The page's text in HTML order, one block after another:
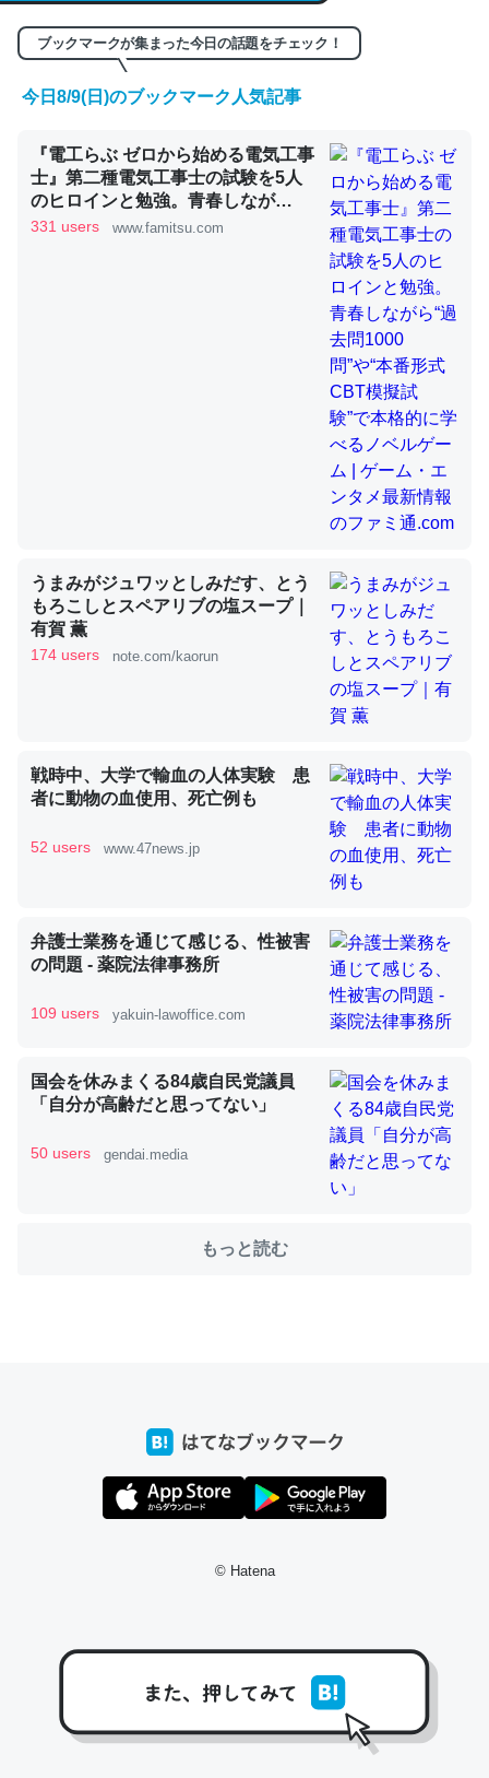
くらい。小説でいう「ずっと前の伏線」は回収されないけ
ど、短期記憶というには多い分量。進化すればするほど分
かりやすく強くなりそう
─GPTの仕組みと限界についての考察（１） - conceptualization
昆虫ってカルシウム少ないのか。知らんかった。調べたら
コオロギのカルシウム分はエビの600分の1程度。
─ニュース :: 【研究発表】昆虫学の大問題＝「昆虫はなぜ海にいな
論文では「淡水はカルシウムも酸素も不足してて両方に不
利だから両方が拮抗してるのでは」とあって面白い。海に
いる鋏角類（カブトガニ・ウミグモ）はカルシウムを使わ
ずキチンを強化してる筈だが、酵素が違うのか？
─ニュース :: 【研究発表】昆虫学の大問題＝「昆虫はなぜ海にいな
これを元に考えるとカルシウムを大量に使う脊椎動物と貝
類は苦労してるんだな…。腹足類だと殻を無くしてナメク
─ニュース :: 【研究発表】昆虫学の大問題＝「昆虫はなぜ海にいな
いのか」に関する新仮説
ウチもEchoを実家に置いて４年。でたまに覗いてる。ぼ
ちぼちRingも置こうかと画策中。あと、Googleマップで
位置情報を共有してる。電池残量や充電中かが分かるので
それを実質100倍以上に伸ばす効果があるはず……
─たまにLINEするくらいだった遠方の父67歳と僕。ITツール導入で
コミュニケーションが劇的に変化した｜tayorini by LIFULL介護
たいなのでネット環境作ったけどAlexaしか使わないので
回線代ほとんどかからないですよ。参考：
https://toyoshi.hatenablog.com/entry/2019/05/15/1805
ブックマークが集まった今日の話題をチェック！
今日8/9(日)のブックマーク人気記事
『電工らぶ ゼロから始める電気工事
士』第二種電気工事士の試験を5人
のヒロインと勉強。青春しなが
ら“過去問1000問”や“本番形式CBT
331 users www.famitsu.com
うまみがジュワッとしみだす、とう
もろこしとスペアリブの塩スープ｜
有賀 薫
174 users note.com/kaorun
戦時中、大学で輸血の人体実験 患
者に動物の血使用、死亡例も
52 users www.47news.jp
弁護士業務を通じて感じる、性被害
の問題 - 薬院法律事務所
109 users yakuin-lawoffice.com
国会を休みまくる84歳自民党議員
「自分が高齢だと思ってない」
50 users gendai.media
もっと読む
© Hatena